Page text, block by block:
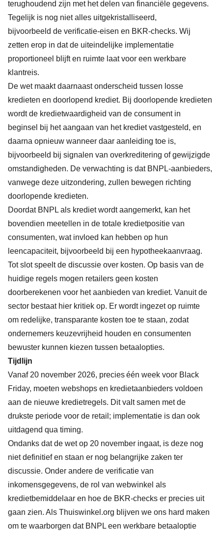
terughoudend zijn met het delen van financiële gegevens.
Tegelijk is nog niet alles uitgekristalliseerd,
bijvoorbeeld de verificatie-eisen en BKR-checks. Wij
zetten erop in dat de uiteindelijke implementatie
proportioneel blijft en ruimte laat voor een werkbare
klantreis.
De wet maakt daarnaast onderscheid tussen losse
kredieten en doorlopend krediet. Bij doorlopende kredieten
wordt de kredietwaardigheid van de consument in
beginsel bij het aangaan van het krediet vastgesteld, en
daarna opnieuw wanneer daar aanleiding toe is,
bijvoorbeeld bij signalen van overkreditering of gewijzigde
omstandigheden. De verwachting is dat BNPL-aanbieders,
vanwege deze uitzondering, zullen bewegen richting
doorlopende kredieten.
Doordat BNPL als krediet wordt aangemerkt, kan het
bovendien meetellen in de totale kredietpositie van
consumenten, wat invloed kan hebben op hun
leencapaciteit, bijvoorbeeld bij een hypotheekaanvraag.
Tot slot speelt de discussie over kosten. Op basis van de
huidige regels mogen retailers geen kosten
doorberekenen voor het aanbieden van krediet. Vanuit de
sector bestaat hier kritiek op. Er wordt ingezet op ruimte
om redelijke, transparante kosten toe te staan, zodat
ondernemers keuzevrijheid houden en consumenten
bewuster kunnen kiezen tussen betaalopties.
Tijdlijn
Vanaf 20 november 2026, precies één week voor Black
Friday, moeten webshops en kredietaanbieders voldoen
aan de nieuwe kredietregels. Dit valt samen met de
drukste periode voor de retail; implementatie is dan ook
uitdagend qua timing.
Ondanks dat de wet op 20 november ingaat, is deze nog
niet definitief en staan er nog belangrijke zaken ter
discussie. Onder andere de verificatie van
inkomensgegevens, de rol van webwinkel als
kredietbemiddelaar en hoe de BKR-checks er precies uit
gaan zien. Als Thuiswinkel.org blijven we ons hard maken
om te waarborgen dat BNPL een werkbare betaaloptie